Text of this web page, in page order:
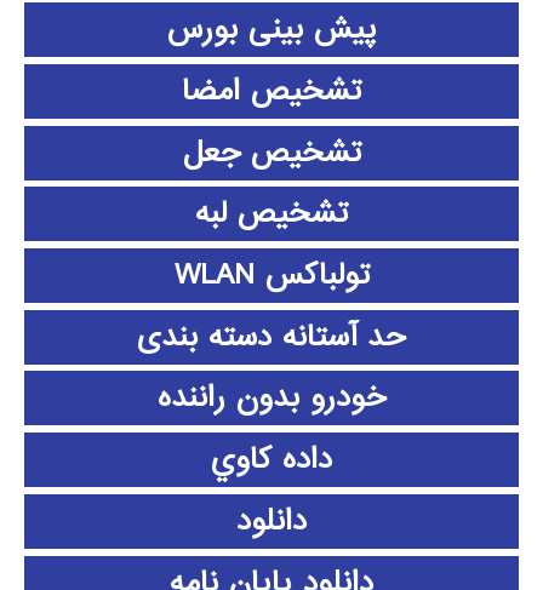
پیش بینی بورس
تشخیص امضا
تشخیص جعل
تشخیص لبه
تولباکس WLAN
حد آستانه دسته بندی
خودرو بدون راننده
داده كاوي
دانلود